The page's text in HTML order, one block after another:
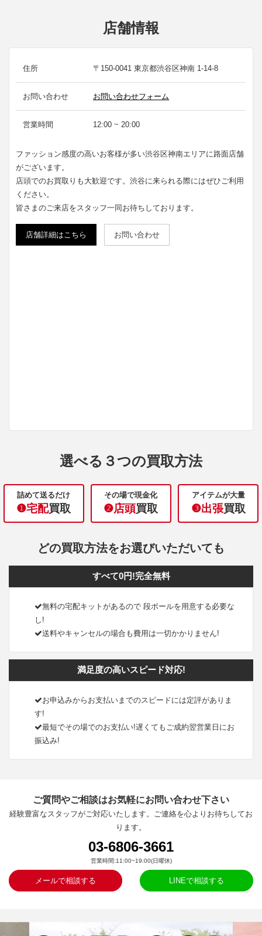
店舗情報
住所 〒150-0041 東京都渋谷区神南 1-14-8
お問い合わせ お問い合わせフォーム
営業時間 12:00 ~ 20:00
ファッション感度の高いお客様が多い渋谷区神南エリアに路面店舗
がございます。
店頭でのお買取りも大歓迎です。渋谷に来られる際にはぜひご利用
ください。
皆さまのご来店をスタッフ一同お待ちしております。
店舗詳細はこちら お問い合わせ
選べる３つの買取方法
詰めて送るだけ
❶宅配買取
その場で現金化
❷店頭買取
アイテムが大量
❸出張買取
どの買取方法をお選びいただいても
すべて0円!完全無料
無料の宅配キットがあるので 段ボールを用意する必要な
し!
送料やキャンセルの場合も費用は一切かかりません!
満足度の高いスピード対応!
お申込みからお支払いまでのスピードには定評がありま
す!
最短でその場でのお支払い!遅くてもご成約翌営業日にお
振込み!
ご質問やご相談はお気軽にお問い合わせ下さい
経験豊富なスタッフがご対応いたします。ご連絡を心よりお待ちしてお
ります。
03-6806-3661
営業時間:11:00~19:00(日曜休)
メールで相談する LINEで相談する